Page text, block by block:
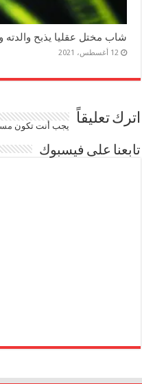
شاب مختل عقليا يذبح والدته
12 أغسطس، 2021
اترك تعليقاً يجب أنت تكون
تابعنا على فيسبوك